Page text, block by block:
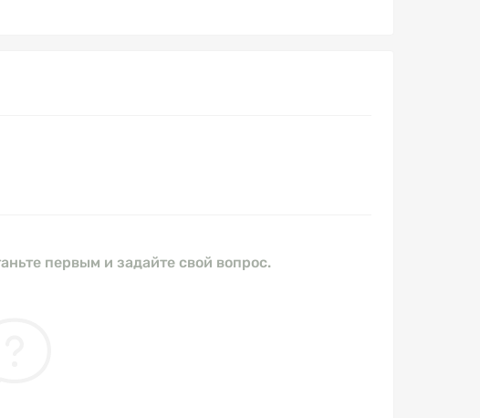
первым и задайте свой вопрос.